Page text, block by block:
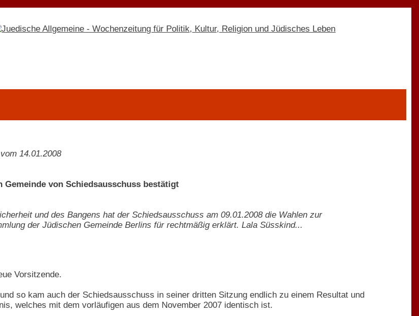
14.01.2008
Gemeinde von Schiedsausschuss bestätigt
und des Bangens hat der Schiedsausschuss am 09.01.2008 die Wahlen zur
der Jüdischen Gemeinde Berlins für rechtmäßig erklärt. Lala Süsskind...
Vorsitzende.
so kam auch der Schiedsausschuss in seiner dritten Sitzung endlich zu einem Resultat und
welches mit dem vorläufigen aus dem November 2007 identisch ist.